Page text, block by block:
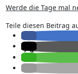
Werde die Tage mal
Teile diesen Beitrag